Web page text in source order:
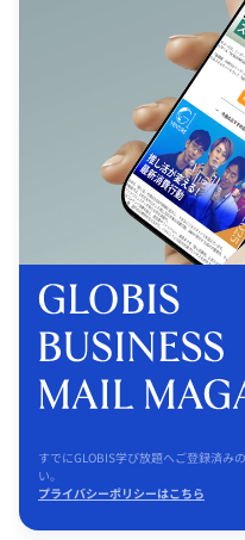
すでにGLOBIS学び放題へご登録済み
い。
プライバシーポリシーはこちら